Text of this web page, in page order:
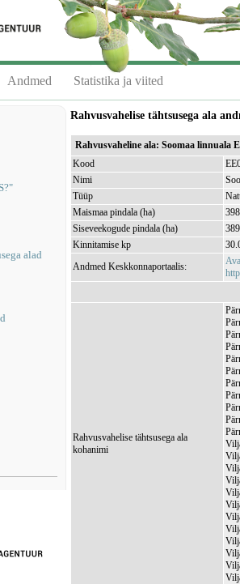
Andmed Statistika ja viited
alad
Rahvusvahelise tähtsusega ala
Rahvusvaheline ala: Soomaa linnuala
Kood
Nimi
Tüüp
Maismaa pindala (ha)
Siseveekogude pindala (ha)
Kinnitamise kp
Andmed Keskkonnaportaalis:
Rahvusvahelise tähtsusega ala
kohanimi